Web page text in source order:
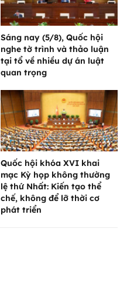
Sáng nay (5/8), Quốc hội
nghe tờ trình và thảo luận
tại tổ về nhiều dự án luật
quan trọng
Quốc hội khóa XVI khai
mạc Kỳ họp không thường
lệ thứ Nhất: Kiến tạo thể
chế, không để lỡ thời cơ
phát triển